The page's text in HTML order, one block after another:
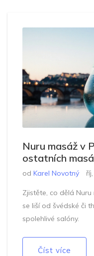
Nuru masáž v
ostatních
od Karel Novotný
Zjistěte, co dělá
se liší od švédské či
spolehlivé salóny.
Číst více